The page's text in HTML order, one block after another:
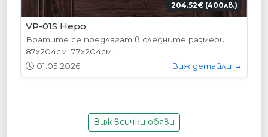
204.52€ (400лв.)
VP-01S Hepo
Вратите се предлагат в следните размери:
87х204см. 77х204см...
01.05.2026
Виж детайли →
Виж всички обяви